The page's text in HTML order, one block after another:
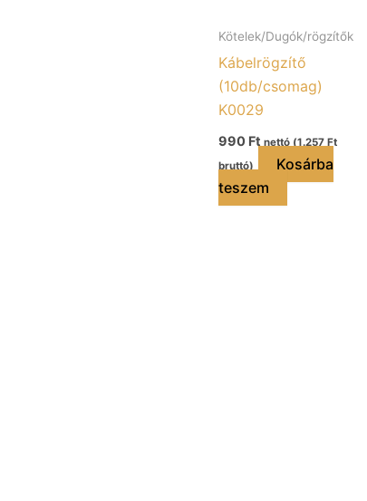
Kötelek/Dugók/rögzítők
Kábelrögzítő
(10db/csomag)
K0029
990 Ft nettó (1.257 Ft
bruttó)
Kosárba
teszem